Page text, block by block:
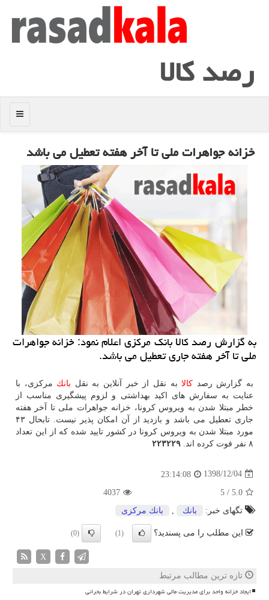
رصد كالا
منو
خزانه جواهرات ملی تا آخر هفته تعطیل می باشد
به گزارش رصد كالا بانك مركزی اعلام نمود: خزانه جواهرات
ملی تا آخر هفته جاری تعطیل می باشد.
به گزارش رصد كالابه نقل از خبر آنلاین به نقل بانك مركزی، با
عنایت به سفارش های اكید بهداشتی و لزوم پیشگیری مناسب از
خطر مبتلا شدن به ویروس كرونا، خزانه جواهرات ملی تا آخر هفته
جاری تعطیل می باشد و بازدید از آن امكان پذیر نیست. تابحال ۴۳
مورد مبتلا شدن به ویروس كرونا در كشور تایید شده كه از این تعداد
۸ نفر فوت كرده اند.
۲۲۳۲۲۹
1398/12/04
23:14:08
5.0
/
5
4037
تگهای خبر:
بانك بانك مركزی
این مطلب را می پسندید؟ (1)
(0)
X
تازه ترین مطالب مرتبط
ایجاد خزانه واحد برای مدیریت مالی شهرداری تهران در شرایط بحرانی